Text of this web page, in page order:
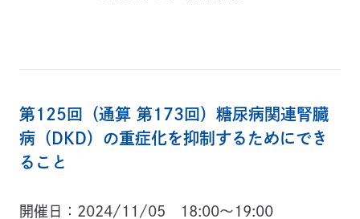
第125回（通算 第173回）糖尿病関連腎臓
病（DKD）の重症化を抑制するためにでき
ること
開催日 2024/11/05 18:00～19:00